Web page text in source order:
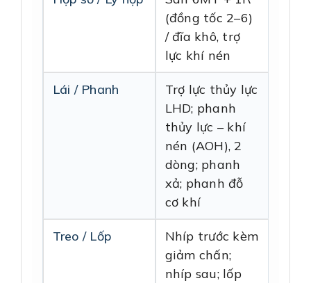
(đồng tốc 2–6)
/ đĩa khô, trợ
lực khí nén
Lái / Phanh
Trợ lực thủy lực
LHD; phanh
thủy lực – khí
nén (AOH), 2
dòng; phanh
xả; phanh đỗ
cơ khí
Treo / Lốp
Nhíp trước kèm
giảm chấn;
nhíp sau; lốp